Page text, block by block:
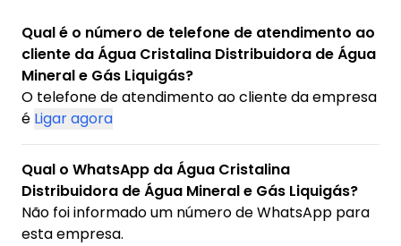
Qual é o número de telefone de atendimento ao
cliente da Água Cristalina Distribuidora de Água
Mineral e Gás Liquigás?
O telefone de atendimento ao cliente da empresa
é Ligar agora
Qual o WhatsApp da Água Cristalina
Distribuidora de Água Mineral e Gás Liquigás?
Não foi informado um número de WhatsApp para
esta empresa.